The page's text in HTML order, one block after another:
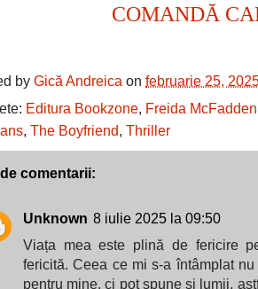
COMANDĂ
by Gică Andreica on februarie 25,
Editura Bookzone, Freida McFadden
, The Boyfriend, Thriller
comentarii:
Unknown 8 iulie 2025 la 09:50
Viața mea este plină de fericire
fericită. Ceea ce mi s-a întâmplat
pentru mine, ci pot spune și lumii,